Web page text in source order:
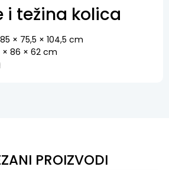
i težina kolica
× 75,5 × 104,5 cm
× 86 × 62 cm
PROIZVODI